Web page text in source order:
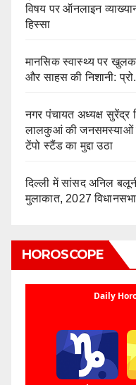
विषय पर ऑनलाइन
हिस्सा
मानसिक स्वास्थ्य पर
और साहस की निशानी: प्रो.
नगर पंचायत अध्यक्ष सुरेंद्र
लालकुआं की जनसमस्याओं
टेंपो स्टैंड का मुद्दा उठा
दिल्ली में सांसद अनिल
मुलाकात, 2027
HOROSCOPE